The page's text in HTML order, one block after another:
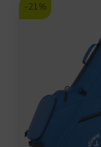
-21%